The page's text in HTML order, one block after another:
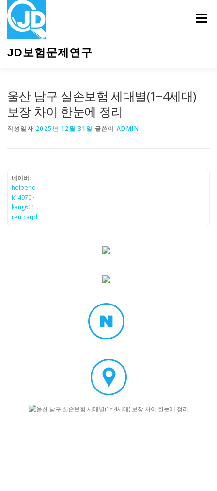
JD보험문제연구
메뉴
울산 남구 실손보험 세대별(1~4세대)
보장 차이 한눈에 정리
작성일자 2025년 12월 31일 글쓴이 ADMIN
네이버:
helperjd ·
k14970 ·
kang611 ·
rentcarjd